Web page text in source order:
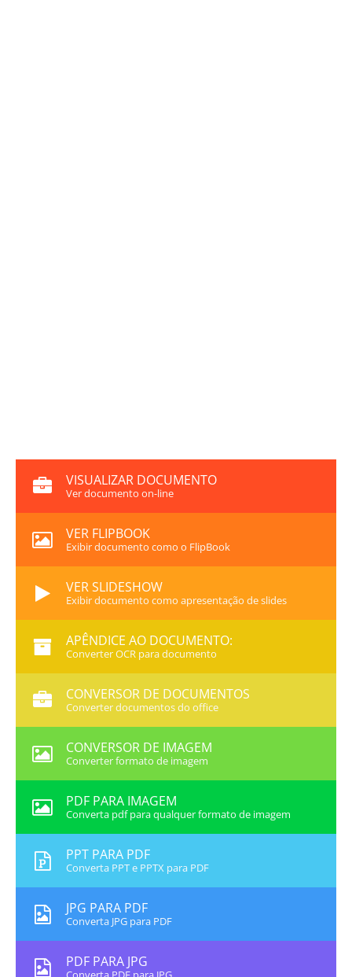
VISUALIZAR DOCUMENTO
Ver documento on-line
VER FLIPBOOK
Exibir documento como o FlipBook
VER SLIDESHOW
Exibir documento como apresentação de slides
APÊNDICE AO DOCUMENTO:
Converter OCR para documento
CONVERSOR DE DOCUMENTOS
Converter documentos do office
CONVERSOR DE IMAGEM
Converter formato de imagem
PDF PARA IMAGEM
Converta pdf para qualquer formato de imagem
PPT PARA PDF
Converta PPT e PPTX para PDF
JPG PARA PDF
Converta JPG para PDF
PDF PARA JPG